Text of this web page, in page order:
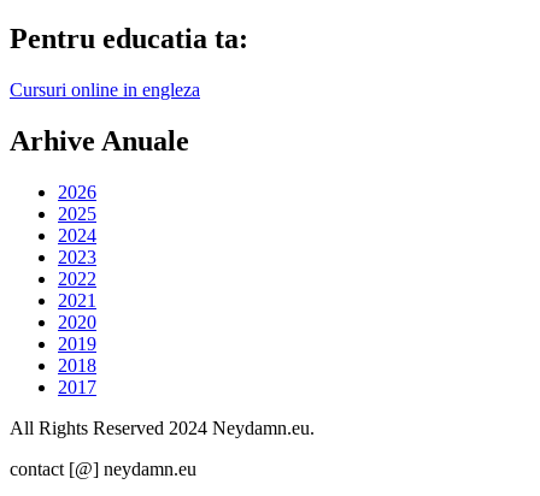
Pentru educatia ta:
Cursuri online in engleza
Arhive Anuale
2026
2025
2024
2023
2022
2021
2020
2019
2018
2017
All Rights Reserved 2024 Neydamn.eu.
contact [@] neydamn.eu